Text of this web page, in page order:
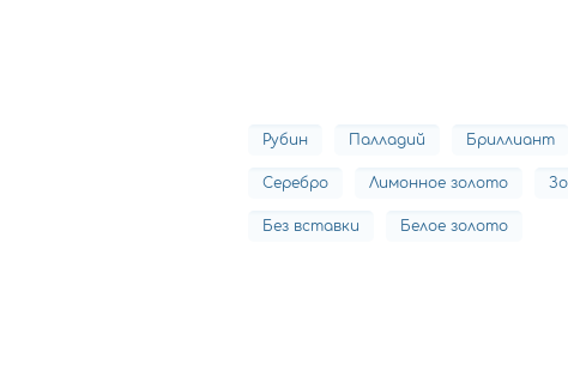
Рубин Палладий Бриллиант
Серебро Лимонное золото
Без вставки Белое золото